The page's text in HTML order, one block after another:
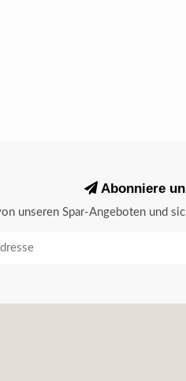
Abonniere
unseren Spar-Angeboten und